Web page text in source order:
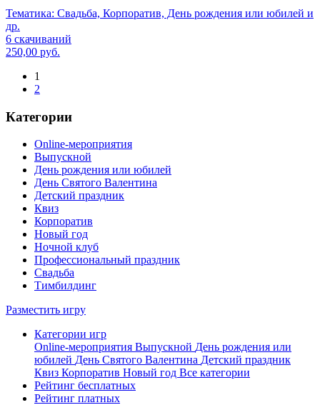
Тематика: Свадьба, Корпоратив, День рождения или юбилей и
др.
6 скачиваний
250,00 руб.
1
2
Категории
Online-мероприятия
Выпускной
День рождения или юбилей
День Святого Валентина
Детский праздник
Квиз
Корпоратив
Новый год
Ночной клуб
Профессиональный праздник
Свадьба
Тимбилдинг
Разместить игру
Категории игр
Online-мероприятия Выпускной День рождения или
юбилей День Святого Валентина Детский праздник
Квиз Корпоратив Новый год Все категории
Рейтинг бесплатных
Рейтинг платных